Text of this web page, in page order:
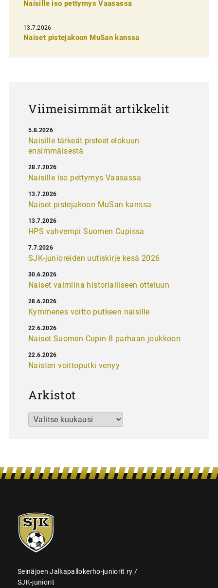
s
e
l
Naisille iso pettymys Vaasassa
13.7.2026
Naiset pistejakoon MuSan kanssa
Viimeisimmät artikkelit
Naisille tärkeät pisteet elokuun
ensimmäisestä
5.8.2026
Naisille iso pettymys Vaasassa
28.7.2026
Naiset pistejakoon MuSan kanssa
13.7.2026
HPS vahvempi Suomen Cupissa
13.7.2026
SJK-junioreiden uutiskirje kesä 2026
7.7.2026
Naiset valmiina historialliseen otteluun
30.6.2026
Kymmenes voitto putkeen naisille
28.6.2026
Naiset Suomen Cupin 8 parhaan joukkoon
22.6.2026
Naisten voittoputki venyy
22.6.2026
Arkistot
Arkistot
SJK-
juniorit
Seinäjoen Jalkapallokerho-juniorit ry /
SJK-juniorit